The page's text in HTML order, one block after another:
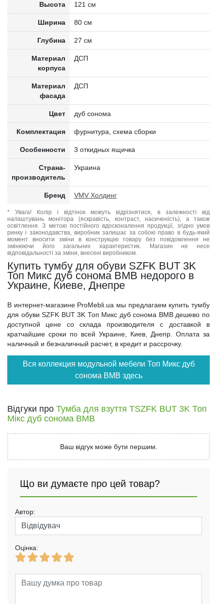
Высота 121 см
Ширина 80 см
Глубина 27 см
Материал
корпуса
ДСП
Материал
фасада
ДСП
Цвет дуб сонома
Комплектация фурнитура, схема сборки
Особенности 3 откидных ящичка
Страна-
производитель
Украина
Бренд VMV Холдинг
* Увага! Колір і відтінок можуть відрізнятися, в залежності від
налаштувань монітора (яскравість, контраст, насиченість), а також
освітлення. З метою постійного вдосконалення продукції, згідно умов
ринку і законодавства, виробник залишає за собою право в будь-який
момент вносити зміни в конструкцію товару без повідомлення не
змінюючи його загальних характеристик. Магазин не несе
відповідальності за зміни, внесені виробником.
Купить тумбу для обуви SZFK BUT 3K
Топ Микс дуб сонома ВМВ недорого в
Украине, Киеве, Днепре
В интернет-магазине ProMebli.ua мы предлагаем купить тумбу
для обуви SZFK BUT 3K Топ Микс дуб сонома ВМВ дешево по
доступной цене со склада производителя с доставкой в
кратчайшие сроки по всей Украине, Киев, Днепр. Оплата за
наличный и безналичный расчет, в кредит и рассрочку.
Вся коллекция модульной мебели Топ Микс дуб
сонома ВМВ здесь
Відгуки про Тумба для взуття ТSZFK BUT 3K Топ
Мікс дуб сонома ВМВ
Ваш відгук може бути першим.
Що ви думаєте про цей товар?
Автор:
Оцінка: